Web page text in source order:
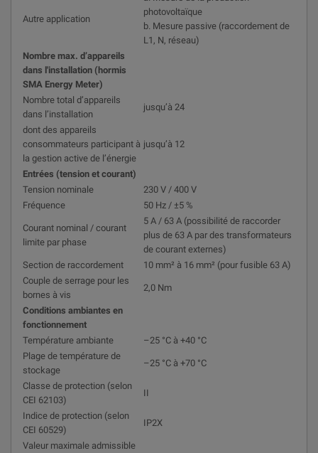
Autre application
photovoltaïque
b. Mesure passive (raccordement de
L1, N, réseau)
Nombre max. d’appareils
dans l'installation (hormis
SMA Energy Meter)
Nombre total d’appareils
dans l’installation
jusqu’à 24
dont des appareils
consommateurs participant à
la gestion active de l’énergie
jusqu’à 12
Entrées (tension et courant)
Tension nominale
230 V / 400 V
Fréquence
50 Hz / ±5 %
Courant nominal / courant
limite par phase
5 A / 63 A (possibilité de raccorder
plus de 63 A par des transformateurs
de courant externes)
Section de raccordement
10 mm² à 16 mm² (pour fusible 63 A)
Couple de serrage pour les
bornes à vis
2,0 Nm
Conditions ambiantes en
fonctionnement
Température ambiante
–25 °C à +40 °C
Plage de température de
stockage
–25 °C à +70 °C
Classe de protection (selon
CEI 62103)
II
Indice de protection (selon
CEI 60529)
IP2X
Valeur maximale admissible